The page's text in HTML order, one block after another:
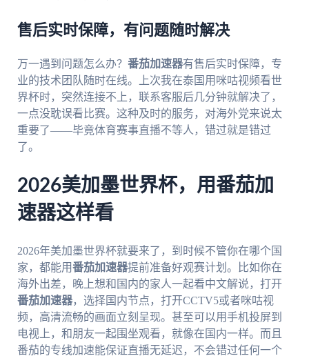
售后实时保障，有问题随时解决
万一遇到问题怎么办？ 番茄加速器有售后实时保障，专
业的技术团队随时在线。上次我在泰国用咪咕视频看世
界杯时，突然连接不上，联系客服后几分钟就解决了，
一点没耽误看比赛。这种及时的服务，对海外党来说太
重要了——毕竟体育赛事直播不等人，错过就是错过
了。
2026美加墨世界杯，用番茄加
速器这样看
2026年美加墨世界杯就要来了，到时候不管你在哪个国
家，都能用番茄加速器提前准备好观赛计划。比如你在
海外出差，晚上想和国内的家人一起看中文解说，打开
番茄加速器，选择国内节点，打开CCTV5或者咪咕视
频，高清流畅的画面立刻呈现。甚至可以用手机投屏到
电视上，和朋友一起围坐观看，就像在国内一样。而且
番茄的专线加速能保证直播无延迟，不会错过任何一个